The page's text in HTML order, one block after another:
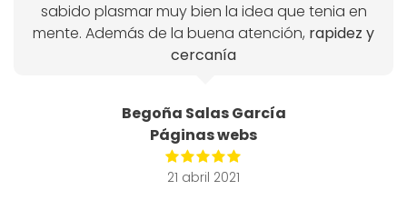
sabido plasmar muy bien la idea que tenia en
mente. Además de la buena atención, rapidez y
cercanía
Begoña Salas García
Páginas webs
21 abril 2021